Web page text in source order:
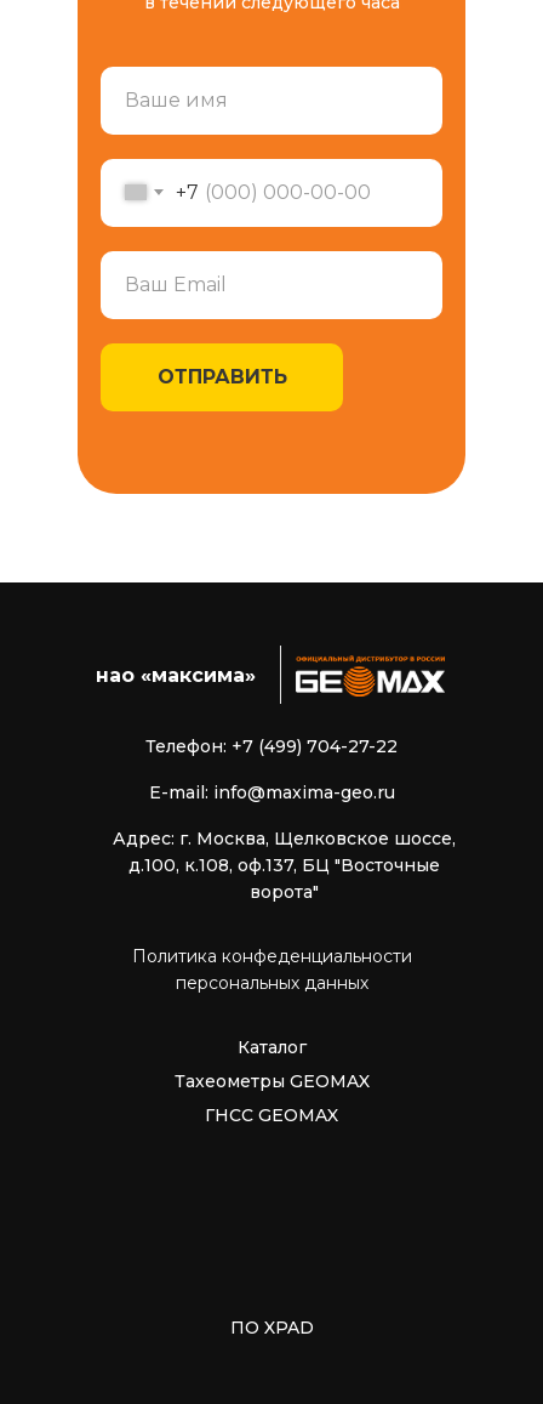
+7
ОТПРАВИТЬ
нао «максима»
Телефон: +7 (499) 704-27-22
E-mail: info@maxima-geo.ru
Адрес: г. Москва, Щелковское шоссе,
д.100, к.108, оф.137, БЦ "Восточные
ворота"
Политика конфеденциальности
персональных данных
Каталог
Тахеометры GEOMAX
ГНСС GEOMAX
ПО XPAD